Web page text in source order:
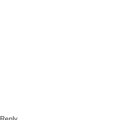
Reply